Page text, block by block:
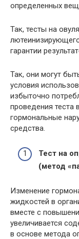
определенных
Так, тесты на
гарантии
Так, они могут
условия
избыточно
проведения
гормональные
средства.
Тест на
(метод
Изменение
жидкостей в
вместе с
увеличивается
в основе метода